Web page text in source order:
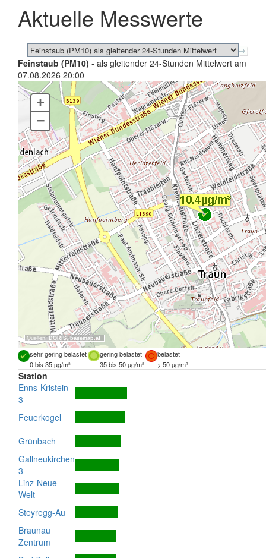
schließen
Aktuelle Messwerte
Feinstaub (PM10) - als gleitender 24-Stunden Mittelwert am
07.08.2026 20:00
Quellen: DORIS, basemap.at
+
–
sehr gering belastet gering belastet
belastet
0 bis 35 µg/m³
35 bis 50 µg/m³ > 50 µg/m³
Station
Enns-Kristein
3
Feuerkogel
Grünbach
Gallneukirchen
3
Linz-Neue
Welt
Steyregg-Au
Braunau
Zentrum